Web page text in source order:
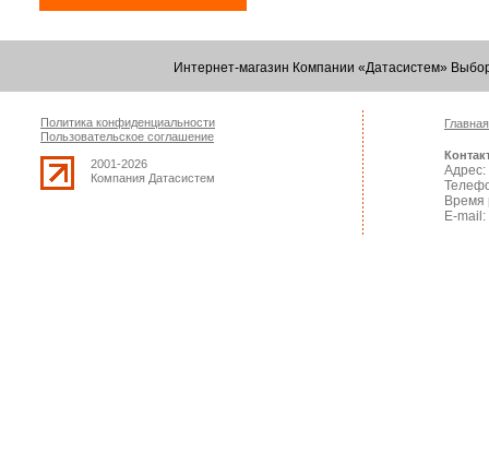
Интернет-магазин Компании «Датасистем»
Политика конфиденциальности
Пользовательское соглашение
2001-2026
Компания Датасистем
Главная
Адрес:
Время
E-